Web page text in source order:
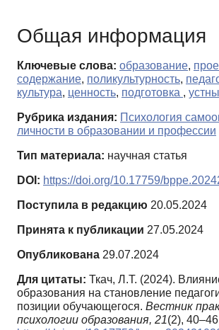
Общая информация
Ключевые слова: образование,
содержание, поликультурность,
культура, ценность, подготовка ,
Рубрика издания: Психология
личности в образовании и профессии
Тип материала: научная статья
DOI: https://doi.org/10.17759/
Поступила в редакцию 20.05.2024
Принята к публикации 27.05.2024
Опубликована 29.07.2024
Для цитаты: Ткач, Л.Т. (2024).
образования на становление
позиции обучающегося. Вестник
психологии образования, 21(2),